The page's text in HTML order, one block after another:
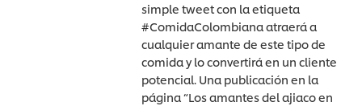
simple tweet con la etiqueta
#ComidaColombiana atraerá a
cualquier amante de este tipo de
comida y lo convertirá en un cliente
potencial. Una publicación en la
página “Los amantes del ajiaco en